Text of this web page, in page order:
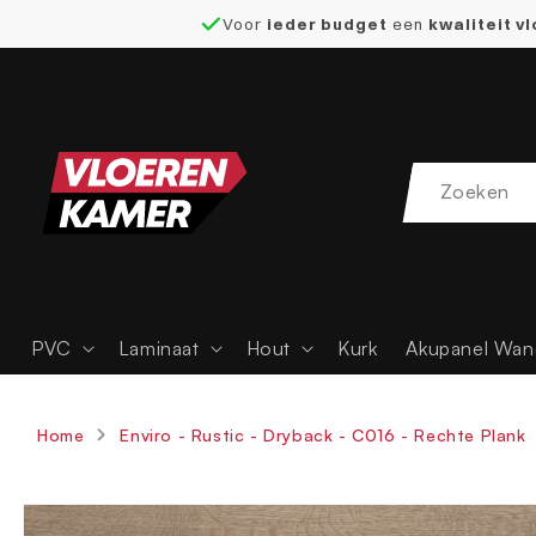
Voor ieder budget een kwaliteit
PVC Laminaat Hout Kurk Akupanel
Home Enviro - Rustic - Dryback - C016 - Rechte Plank
Ga direct naar